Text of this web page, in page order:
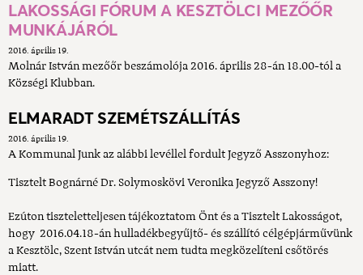
LAKOSSÁGI FÓRUM A KESZTÖLCI MEZŐŐR
MUNKÁJÁRÓL
2016. április 19.
Molnár István mezőőr beszámolója 2016. április 28-án 18.00-tól a
Községi Klubban.
ELMARADT SZEMÉTSZÁLLÍTÁS
2016. április 19.
A Kommunal Junk az alábbi levéllel fordult Jegyző Asszonyhoz:
Tisztelt Bognárné Dr. Solymoskövi Veronika Jegyző Asszony!
Ezúton tiszteletteljesen tájékoztatom Önt és a Tisztelt Lakosságot,
hogy 2016.04.18-án hulladékbegyűjtő- és szállító célgépjárművünk
a Kesztölc, Szent István utcát nem tudta megközelíteni csőtörés
miatt.